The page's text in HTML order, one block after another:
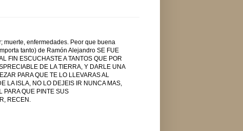
muerte, enfermedades. Peor que buena
tanto) de Ramón Alejandro SE FUE
FIN ESCUCHASTE A TANTOS QUE POR
DE LA TIERRA, Y DARLE UNA
PARA QUE TE LO LLEVARAS AL
LA ISLA, NO LO DEJEIS IR NUNCA MAS,
PARA QUE PINTE SUS
RECEN.